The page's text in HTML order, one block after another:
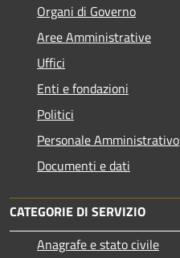
Organi di Governo
Aree Amministrative
Uffici
Enti e fondazioni
Politici
Personale Amministrativo
Documenti e dati
CATEGORIE DI SERVIZIO
Anagrafe e stato civile